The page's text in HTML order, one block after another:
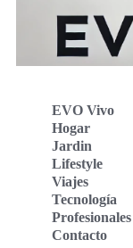
EVO Vivo
Hogar
Jardin
Lifestyle
Viajes
Tecnología
Profesionales
Contacto